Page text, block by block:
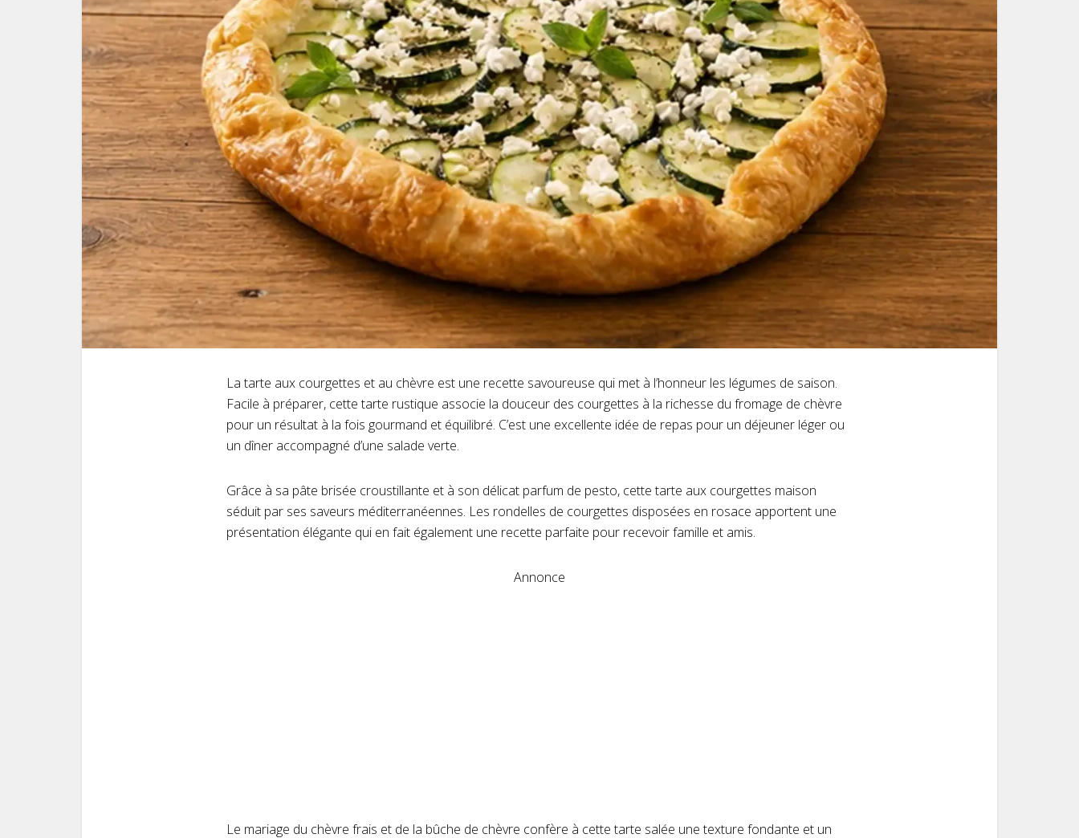
La tarte aux courgettes et au chèvre est une recette savoureuse qui met à l’honneur les légumes de saison.
Facile à préparer, cette tarte rustique associe la douceur des courgettes à la richesse du fromage de chèvre
pour un résultat à la fois gourmand et équilibré. C’est une excellente idée de repas pour un déjeuner léger ou
un dîner accompagné d’une salade verte.
Grâce à sa pâte brisée croustillante et à son délicat parfum de pesto, cette tarte aux courgettes maison
séduit par ses saveurs méditerranéennes. Les rondelles de courgettes disposées en rosace apportent une
présentation élégante qui en fait également une recette parfaite pour recevoir famille et amis.
Annonce
Le mariage du chèvre frais et de la bûche de chèvre confère à cette tarte salée une texture fondante et un